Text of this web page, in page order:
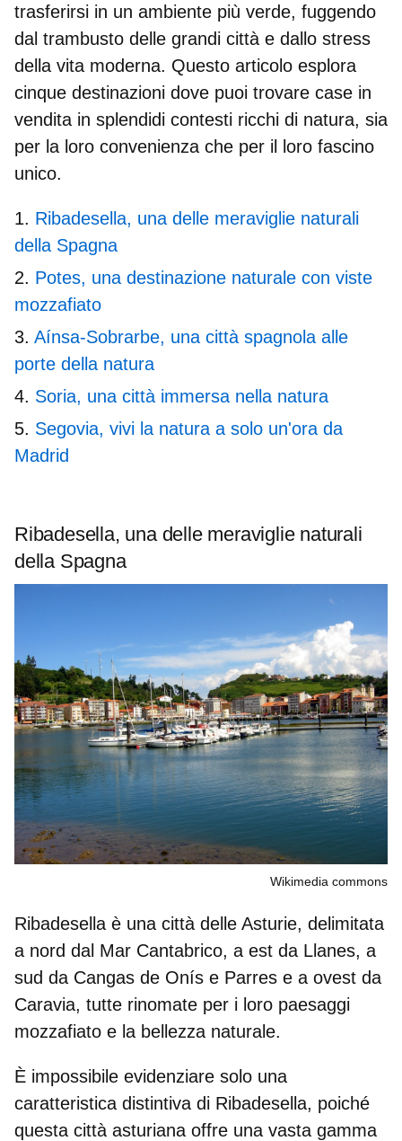
trasferirsi in un ambiente più verde, fuggendo
dal trambusto delle grandi città e dallo stress
della vita moderna. Questo articolo esplora
cinque destinazioni dove puoi trovare case in
vendita in splendidi contesti ricchi di natura, sia
per la loro convenienza che per il loro fascino
unico.
Ribadesella, una delle meraviglie naturali
della Spagna
Potes, una destinazione naturale con viste
mozzafiato
Aínsa-Sobrarbe, una città spagnola alle
porte della natura
Soria, una città immersa nella natura
Segovia, vivi la natura a solo un'ora da
Madrid
Ribadesella, una delle meraviglie naturali
della Spagna
Wikimedia commons
Ribadesella è una città delle Asturie, delimitata
a nord dal Mar Cantabrico, a est da Llanes, a
sud da Cangas de Onís e Parres e a ovest da
Caravia, tutte rinomate per i loro paesaggi
mozzafiato e la bellezza naturale.
È impossibile evidenziare solo una
caratteristica distintiva di Ribadesella, poiché
questa città asturiana offre una vasta gamma